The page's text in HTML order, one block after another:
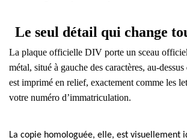
Le seul détail qui change
La plaque officielle DIV porte un sceau
métal, situé à gauche des caractères, au-
est imprimé en relief, exactement comme les
votre numéro d’immatriculation.
La copie homologuée, elle, est visuellement